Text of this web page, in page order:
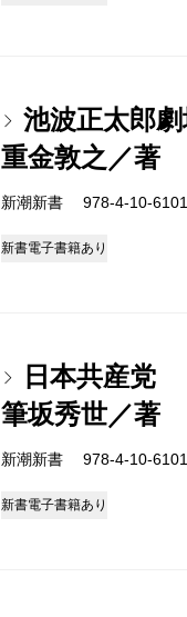
池波正太郎
重金敦之／著
新潮新書 978-4-10-
新書電子書籍あり
日本共産党
筆坂秀世／著
新潮新書 978-4-10-
新書電子書籍あり